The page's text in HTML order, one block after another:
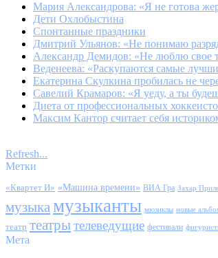
Мария Александрова: «Я не готова
Дети Охлобыстина
Спонтанные праздники
Дмитрий Ульянов: «Не понимаю
Александр Демидов: «Не люблю свое
Веденеева: «Раскупаются самые
Екатерина Скулкина пробилась не
Савелий Крамаров: «Я уеду, а ты
Диета от профессиональных
Максим Кантор считает себя
Refresh...
Метки
«Квартет И» «Машина времени» ВИА Гра Захар
музыкамузыканты мюзиклы новые
театр театрытелеведущие фестивали
Мета